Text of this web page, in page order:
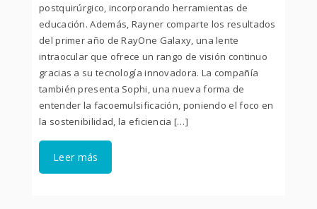
postquirúrgico, incorporando herramientas de
educación. Además, Rayner comparte los resultados
del primer año de RayOne Galaxy, una lente
intraocular que ofrece un rango de visión continuo
gracias a su tecnología innovadora. La compañía
también presenta Sophi, una nueva forma de
entender la facoemulsificación, poniendo el foco en
la sostenibilidad, la eficiencia […]
Leer más